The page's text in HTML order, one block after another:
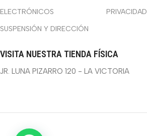
ELECTRÓNICOS
SUSPENSIÓN Y DIRECCIÓN
PRIVACIDAD
VISITA NUESTRA TIENDA FÍSICA
JR. LUNA PIZARRO 120 - LA VICTORIA